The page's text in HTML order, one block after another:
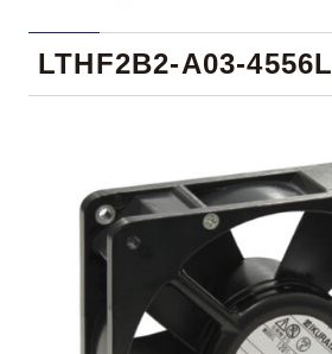
LTHF2B2-A03-4556L